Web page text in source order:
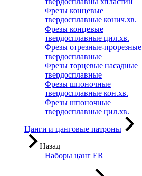
Фрезы концевые
твердосплавные конич.хв.
Фрезы концевые
твердосплавные цил.хв.
Фрезы отрезные-прорезные
твердосплавные
Фрезы торцевые насадные
твердосплавные
Фрезы шпоночные
твердосплавные кон.хв.
Фрезы шпоночные
твердосплавные цил.хв.
Цанги и цанговые патроны
Назад
Наборы цанг ER